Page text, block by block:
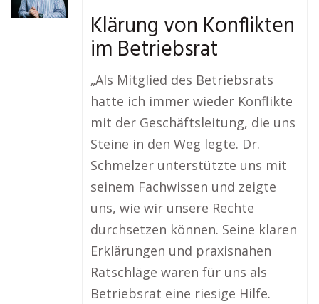
Klärung von Konflikten
im Betriebsrat
„Als Mitglied des Betriebsrats
hatte ich immer wieder Konflikte
mit der Geschäftsleitung, die uns
Steine in den Weg legte. Dr.
Schmelzer unterstützte uns mit
seinem Fachwissen und zeigte
uns, wie wir unsere Rechte
durchsetzen können. Seine klaren
Erklärungen und praxisnahen
Ratschläge waren für uns als
Betriebsrat eine riesige Hilfe.